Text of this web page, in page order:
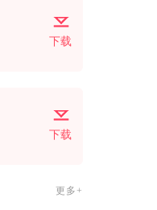
下载
下载
更多+